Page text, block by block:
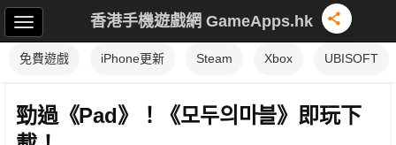
香港手機遊戲網 GameApps.hk
免費遊戲 iPhone更新 Steam Xbox UBISOFT
勁過《Pad》！《모두의마블》即玩下